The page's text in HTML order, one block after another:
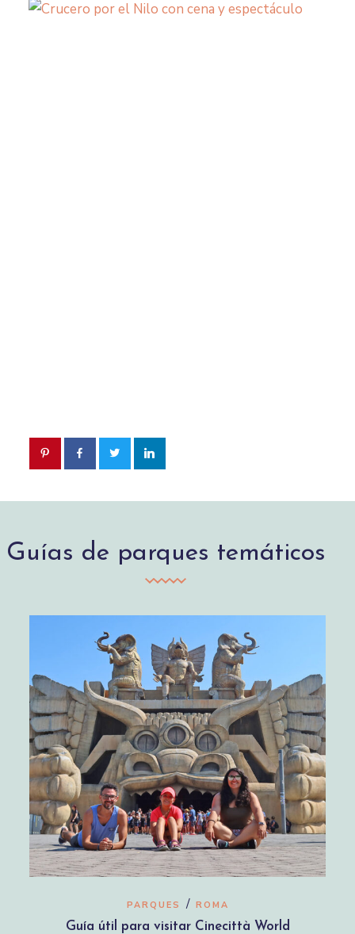
Guías de parques temáticos
PARQUES / ROMA
Guía útil para visitar Cinecittà World